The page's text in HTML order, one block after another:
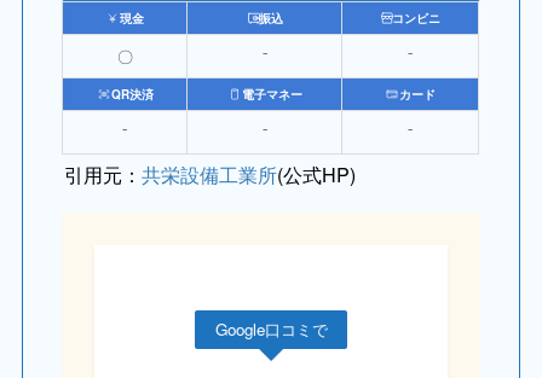
現金 振込 コンビニ
〇 ⁻ ⁻
QR決済 電子マネー カード
⁻ ⁻ ⁻
引用元：共栄設備工業所(公式HP)
Google口コミで